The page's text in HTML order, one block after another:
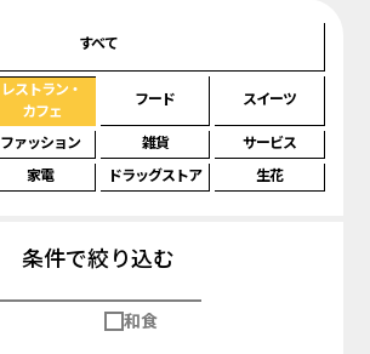
すべて
レストラン・
カフェ
フード スイーツ
ファッション 雑貨
サービス
家電 ドラッグストア 生花
条件で絞り込む
和食